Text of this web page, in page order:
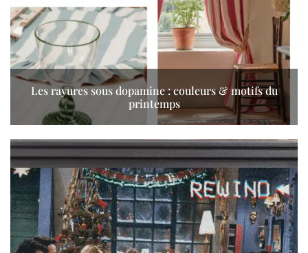
Les rayures sous dopamine : couleurs & motifs du
printemps